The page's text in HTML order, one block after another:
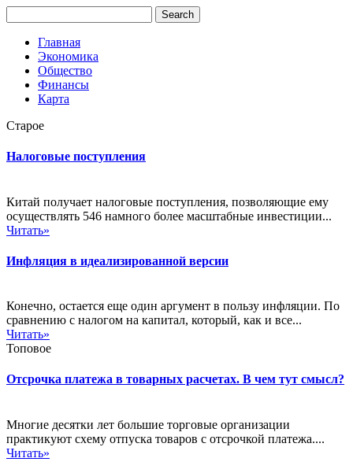
Главная
Экономика
Общество
Финансы
Карта
Старое
Налоговые поступления
Китай получает налоговые поступления, позволяющие ему
осуществлять 546 намного более масштабные инвестиции...
Читать»
Инфляция в идеализированной версии
Конечно, остается еще один аргумент в пользу инфляции. По
сравнению с налогом на капитал, который, как и все...
Читать»
Топовое
Отсрочка платежа в товарных расчетах. В чем тут смысл?
Многие десятки лет большие торговые организации
практикуют схему отпуска товаров с отсрочкой платежа....
Читать»